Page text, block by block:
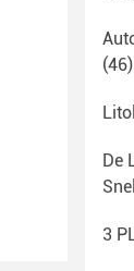
(46)
De
3